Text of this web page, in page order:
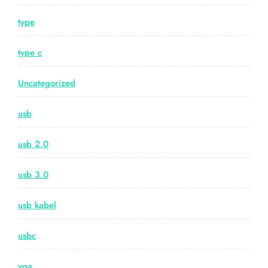
type
type c
Uncategorized
usb
usb 2.0
usb 3.0
usb kabel
usbc